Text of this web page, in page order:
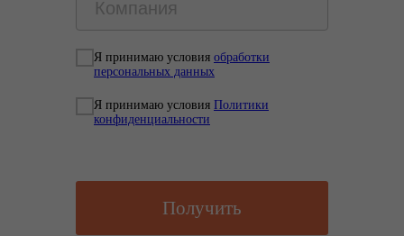
Я принимаю условия обработки
персональных данных
Я принимаю условия Политики
конфиденциальности
Получить